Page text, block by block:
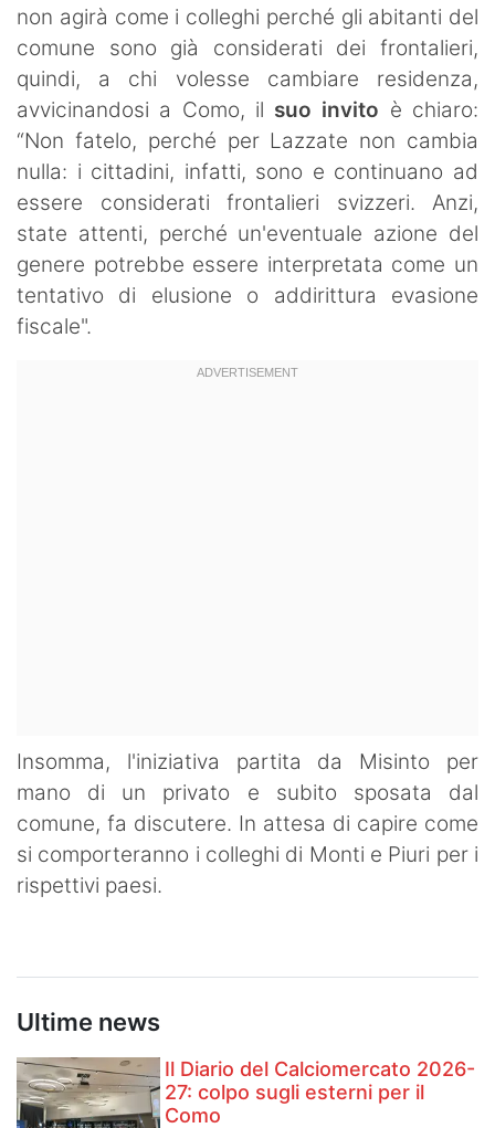
non agirà come i colleghi perché gli abitanti del
comune sono già considerati dei frontalieri,
quindi, a chi volesse cambiare residenza,
avvicinandosi a Como, il suo invito è chiaro:
“Non fatelo, perché per Lazzate non cambia
nulla: i cittadini, infatti, sono e continuano ad
essere considerati frontalieri svizzeri. Anzi,
state attenti, perché un'eventuale azione del
genere potrebbe essere interpretata come un
tentativo di elusione o addirittura evasione
fiscale".
Insomma, l'iniziativa partita da Misinto per
mano di un privato e subito sposata dal
comune, fa discutere. In attesa di capire come
si comporteranno i colleghi di Monti e Piuri per i
rispettivi paesi.
Ultime news
Il Diario del Calciomercato 2026-
27: colpo sugli esterni per il
Como